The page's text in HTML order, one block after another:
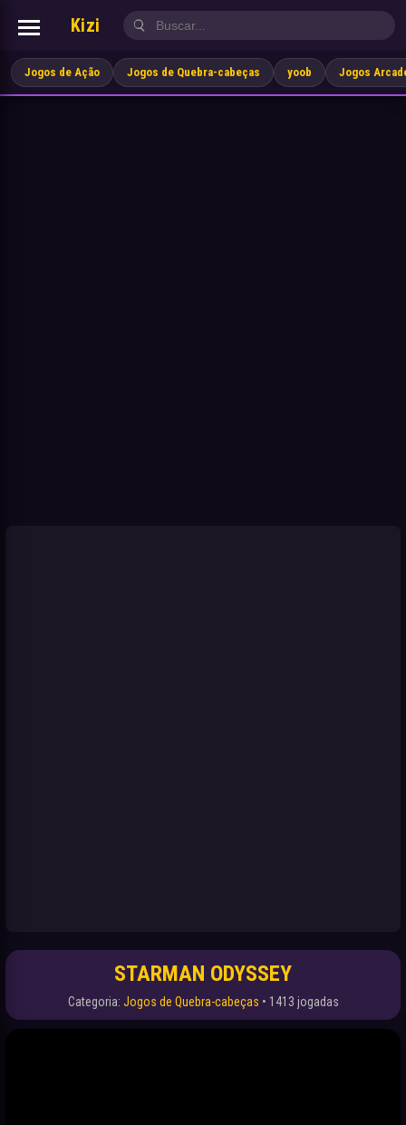
Kizi
Jogos de Ação Jogos de Quebra-cabeças yoob Jogos
STARMAN ODYSSEY
Categoria: Jogos de Quebra-cabeças • 1413 jogadas